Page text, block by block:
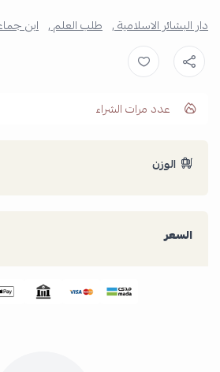
دار البشائر الاسلامية , طلب العلم , ابن
عدد مرات الشراء
الوزن
السعر